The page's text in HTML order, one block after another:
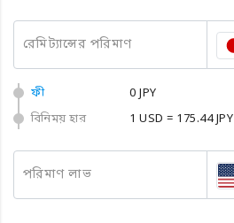
রেমিট্যান্সের পরিমাণ
ফী
0 JPY
বিনিময় হার
1 USD = 175.44 JPY
পরিমাণ লাভ